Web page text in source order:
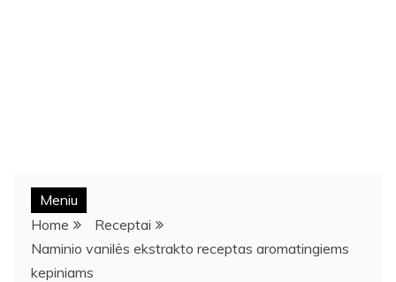
Meniu
Home
Receptai
Naminio vanilės ekstrakto receptas aromatingiems
kepiniams